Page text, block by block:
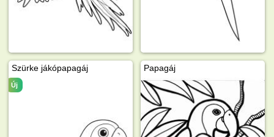
Szürke jákópapagáj
Új
Papagáj